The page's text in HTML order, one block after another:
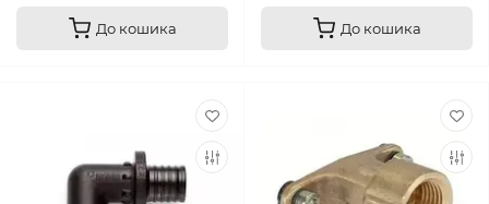
До кошика До кошика